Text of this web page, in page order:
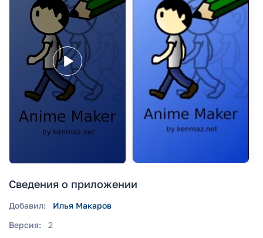
Сведения о приложении
Добавил:
Илья Макаров
Версия:
2